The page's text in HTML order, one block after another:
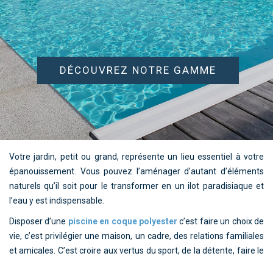
TOILES TENDUES
ABRIS
TRAITEMENT AUTOMATIQUE DE L’EAU
DÉSHUMIDIFICATION
CHAUFFAGE
BÂCHE À BARRES
WELLNESS & SPA
NOUS CONTACTER
DÉCOUVREZ NOTRE GAMME
Votre jardin, petit ou grand, représente un lieu essentiel à votre
épanouissement. Vous pouvez l’aménager d’autant d’éléments
naturels qu’il soit pour le transformer en un ilot paradisiaque et
l’eau y est indispensable.
Disposer d’une piscine en coque polyester c’est faire un choix de
vie, c’est privilégier une maison, un cadre, des relations familiales
et amicales. C’est croire aux vertus du sport, de la détente, faire le